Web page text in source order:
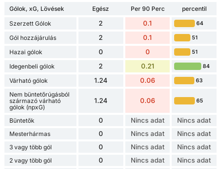
Gólok, xG, Lövések Egész Per 90 Perc
percentil
Szerzett Gólok
2 0.1 64
Gól hozzájárulás 2 0.1 51
Hazai gólok 0 0 51
Idegenbeli gólok 2 0.21 84
Várható gólok 1.24 0.06 63
Nem büntetőrúgásból
származó várható
gólok (npxG)
1.24 0.06 65
Büntetők 0 Nincs adat Nincs adat
Mesterhármas 0 Nincs adat Nincs adat
3 vagy több gól 0 Nincs adat Nincs adat
2 vagy több gól 0 Nincs adat Nincs adat